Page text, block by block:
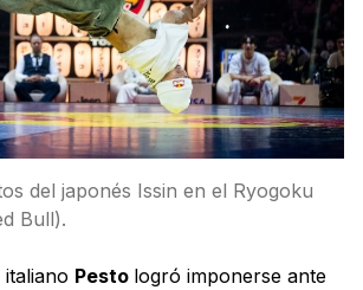
del japonés Issin en el Ryogoku
Bull).
Pesto logró imponerse ante